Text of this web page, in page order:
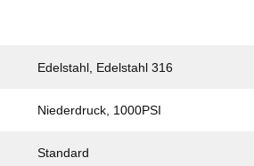
Edelstahl, Edelstahl 316
Niederdruck, 1000PSI
Standard